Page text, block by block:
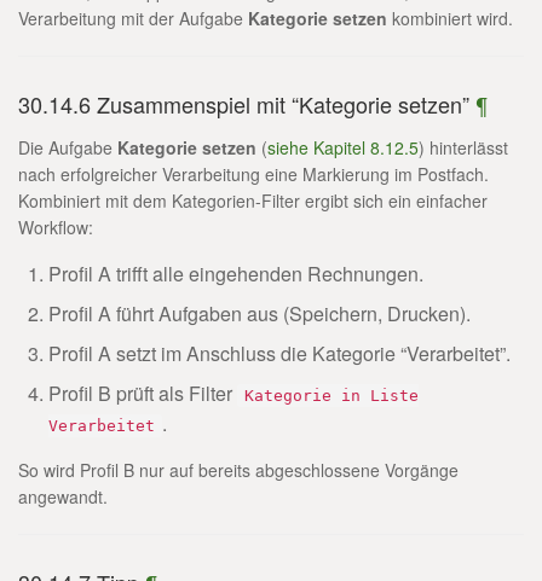
Verarbeitung mit der Aufgabe Kategorie setzen kombiniert wird.
30.14.6 Zusammenspiel mit “Kategorie setzen” ¶
Die Aufgabe Kategorie setzen (siehe Kapitel 8.12.5) hinterlässt
nach erfolgreicher Verarbeitung eine Markierung im Postfach.
Kombiniert mit dem Kategorien-Filter ergibt sich ein einfacher
Workflow:
Profil A trifft alle eingehenden Rechnungen.
Profil A führt Aufgaben aus (Speichern, Drucken).
Profil A setzt im Anschluss die Kategorie “Verarbeitet”.
Profil B prüft als Filter
Kategorie in Liste
Verarbeitet .
So wird Profil B nur auf bereits abgeschlossene Vorgänge
angewandt.